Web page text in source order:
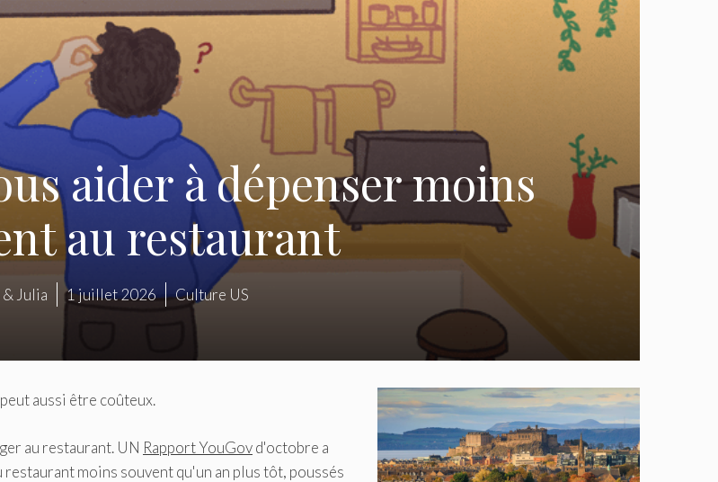
aider à dépenser moins
au restaurant
& Julia 1 juillet 2026 Culture US
aussi être coûteux.
au restaurant. UN Rapport YouGovd'octobre a
moins souvent qu'un an plus tôt, poussés